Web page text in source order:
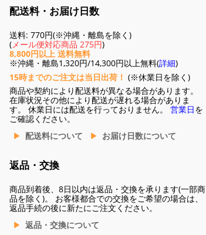
配送料・お届け日数
送料: 770円(※沖縄・離島を除く)
(メール便対応商品 275円)
8,800円以上 送料無料
※沖縄・離島1,320円/14,300円以上無料(詳細)
15時までのご注文は当日出荷！ (※休業日を除く)
商品や契約により配送料が異なる場合があります。
在庫状況その他により配送が遅れる場合がありま
す。 休業日には配送を行っておりません。 営業日を
ご確認ください。
配送料について
お届け日数について
返品・交換
商品到着後、8日以内は返品・交換を承ります(一部商
品を除く)。 お客様都合での交換をご希望の場合は、
返品手続の後に新たにご注文ください。
返品・交換について